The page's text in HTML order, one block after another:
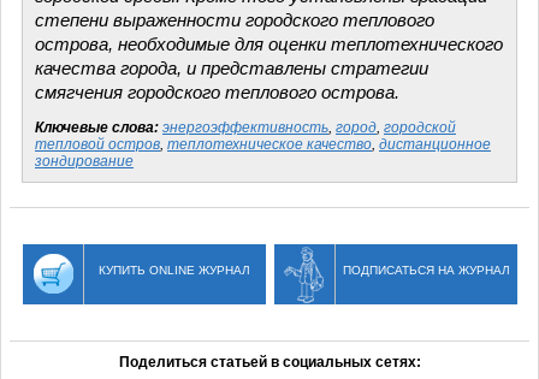
степени выраженности городского теплового
острова, необходимые для оценки теплотехнического
качества города, и представлены стратегии
смягчения городского теплового острова.
Ключевые слова: энергоэффективность, город, городской
тепловой остров, теплотехническое качество, дистанционное
зондирование
КУПИТЬ ONLINE ЖУРНАЛ ПОДПИСАТЬСЯ НА ЖУРНАЛ
Поделиться статьей в социальных сетях: